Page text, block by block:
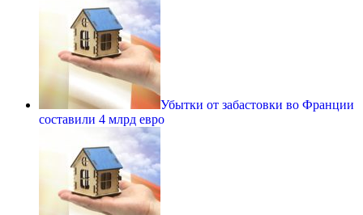
Убытки от забастовки во Франции
составили 4 млрд евро